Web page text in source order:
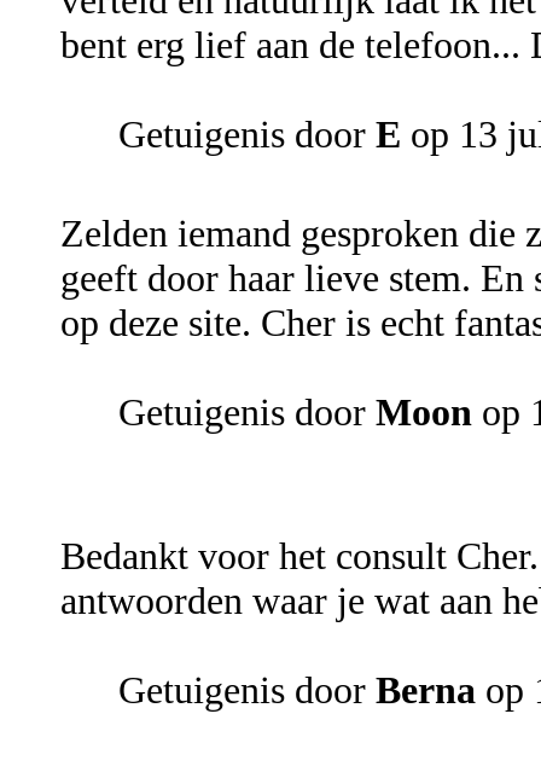
bent erg lief aan de
Getuigenis door E op 13
Zelden iemand gesproken die
geeft door haar lieve stem. En
op deze site. Cher is echt
Getuigenis door Moon op
Bedankt voor het consult
antwoorden waar je wat aan
Getuigenis door Berna op